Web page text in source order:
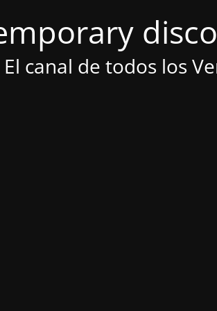
El canal de todos los